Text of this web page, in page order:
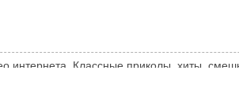
интернета. Классные приколы, хиты,